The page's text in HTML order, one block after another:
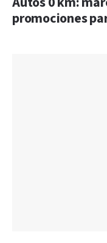
promociones